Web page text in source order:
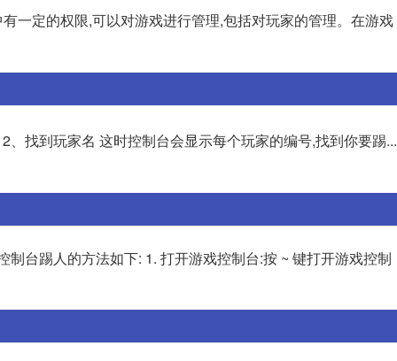
一定的权限,可以对游戏进行管理,包括对玩家的管理。在游戏
、找到玩家名 这时控制台会显示每个玩家的编号,找到你要踢...
台踢人的方法如下: 1. 打开游戏控制台:按 ~ 键打开游戏控制